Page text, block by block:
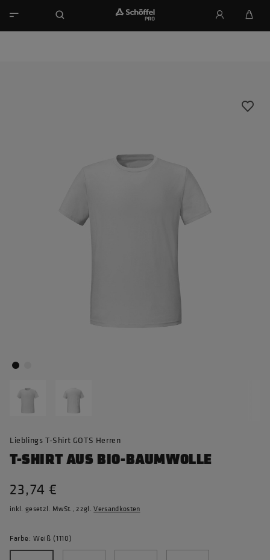
Lieblings T-Shirt GOTS Herren
T-SHIRT AUS BIO-BAUMWOLLE
23,74 €
inkl. gesetzl. MwSt., zzgl.Versandkosten
Farbe: Weiß (1110)